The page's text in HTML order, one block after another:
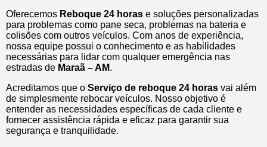
Oferecemos Reboque 24 horas e soluções personalizadas
para problemas como pane seca, problemas na bateria e
colisões com outros veículos. Com anos de experiência,
nossa equipe possui o conhecimento e as habilidades
necessárias para lidar com qualquer emergência nas
estradas de Maraã – AM.
Acreditamos que o Serviço de reboque 24 horas vai além
de simplesmente rebocar veículos. Nosso objetivo é
entender as necessidades específicas de cada cliente e
fornecer assistência rápida e eficaz para garantir sua
segurança e tranquilidade.